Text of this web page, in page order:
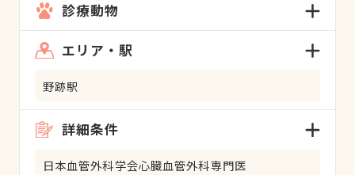
診療動物
エリア・駅
野跡駅
詳細条件
日本血管外科学会心臓血管外科専門医